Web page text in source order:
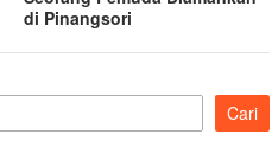
di Pinangsori
Cari